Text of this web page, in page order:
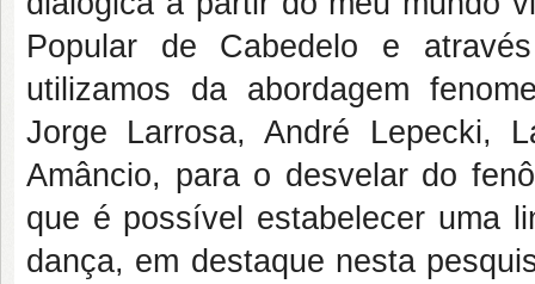
Popular de Cabedelo e
utilizamos da abordagem
Jorge Larrosa, André Lepecki,
Amâncio, para o desvelar do
que é possível estabelecer uma
dança, em destaque nesta